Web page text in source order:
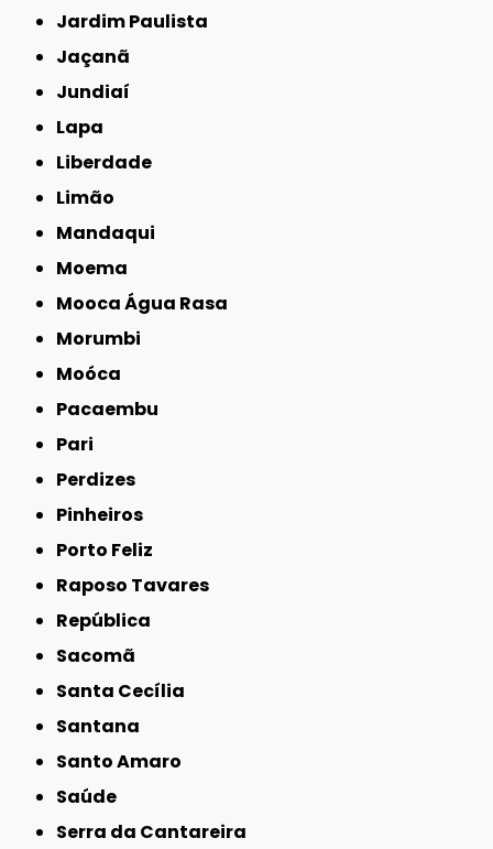
Jardim Paulista
Jaçanã
Jundiaí
Lapa
Liberdade
Limão
Mandaqui
Moema
Mooca Água Rasa
Morumbi
Moóca
Pacaembu
Pari
Perdizes
Pinheiros
Porto Feliz
Raposo Tavares
República
Sacomã
Santa Cecília
Santana
Santo Amaro
Saúde
Serra da Cantareira